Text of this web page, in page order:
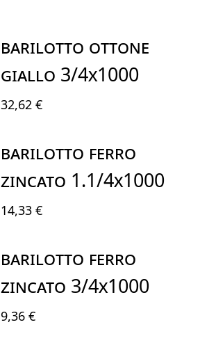
BARILOTTO OTTONE
GIALLO 3/4X1000
32,62 €
BARILOTTO FERRO
ZINCATO 1.1/4X1000
14,33 €
BARILOTTO FERRO
ZINCATO 3/4x1000
9,36 €